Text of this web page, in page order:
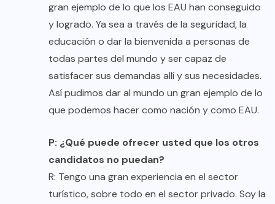
gran ejemplo de lo que los EAU han conseguido
y logrado. Ya sea a través de la seguridad, la
educación o dar la bienvenida a personas de
todas partes del mundo y ser capaz de
satisfacer sus demandas allí y sus necesidades.
Así pudimos dar al mundo un gran ejemplo de lo
que podemos hacer como nación y como EAU.
P: ¿Qué puede ofrecer usted que los otros
candidatos no puedan?
R: Tengo una gran experiencia en el sector
turístico, sobre todo en el sector privado. Soy la